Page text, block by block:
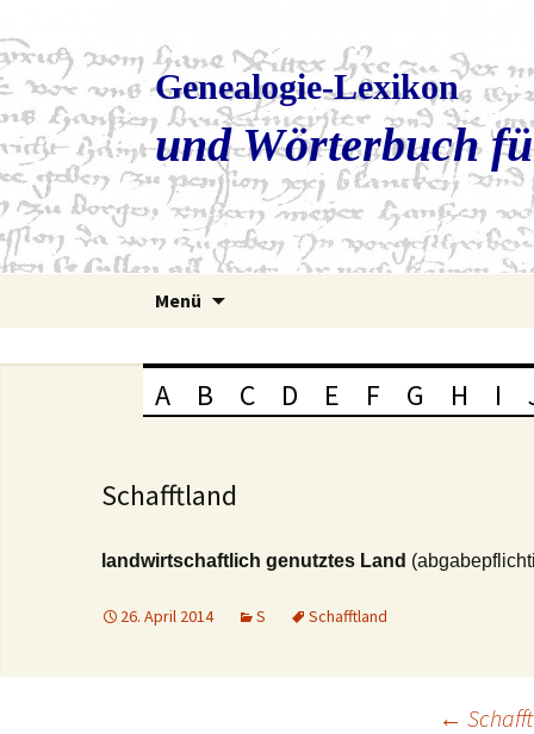
Genealogie-Lexikon
und Wörterbuch
Menü
A B C D E F G H I
Schafftland
landwirtschaftlich genutztes Land
26. April 2014 S Schafftland
←